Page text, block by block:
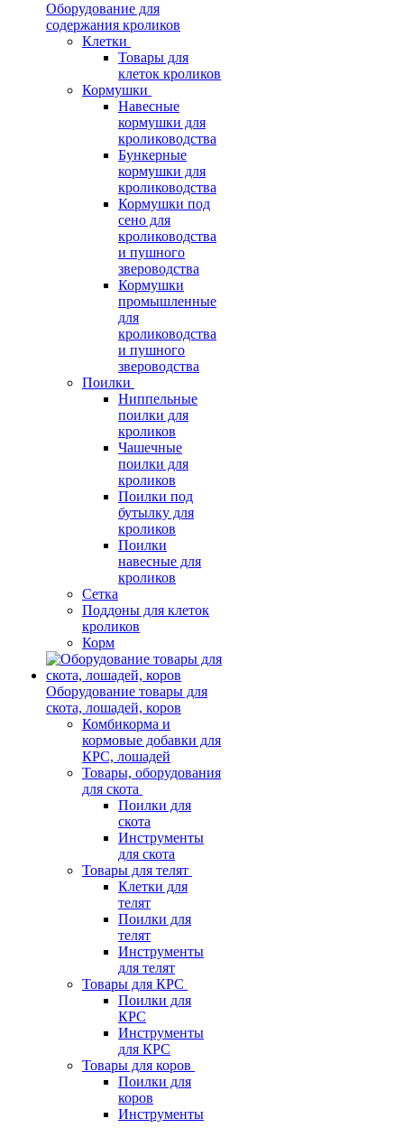
Оборудование для
содержания кроликов
Клетки
Товары для
клеток кроликов
Кормушки
Навесные
кормушки для
кролиководства
Бункерные
кормушки для
кролиководства
Кормушки под
сено для
кролиководства
и пушного
звероводства
Кормушки
промышленные
для
кролиководства
и пушного
звероводства
Поилки
Ниппельные
поилки для
кроликов
Чашечные
поилки для
кроликов
Поилки под
бутылку для
кроликов
Поилки
навесные для
кроликов
Сетка
Поддоны для клеток
кроликов
Корм
Оборудование товары для
скота, лошадей, коров
Комбикорма и
кормовые добавки для
КРС, лошадей
Товары, оборудования
для скота
Поилки для
скота
Инструменты
для скота
Товары для телят
Клетки для
телят
Поилки для
телят
Инструменты
для телят
Товары для КРС
Поилки для
КРС
Инструменты
для КРС
Товары для коров
Поилки для
коров
Инструменты